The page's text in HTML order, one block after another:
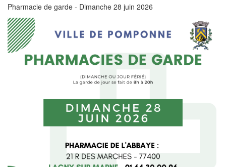
Pharmacie de garde - Dimanche 28 juin 2026